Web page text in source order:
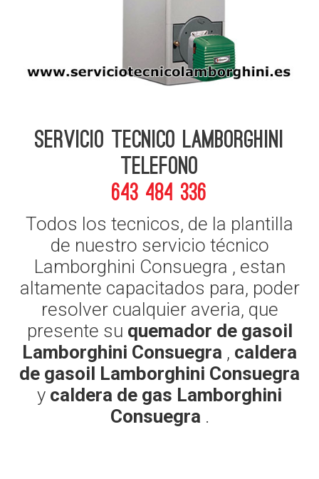
Servicio Tecnico Lamborghini
telefono
643 484 336
Todos los tecnicos, de la plantilla
de nuestro servicio técnico
Lamborghini Consuegra , estan
altamente capacitados para, poder
resolver cualquier averia, que
presente su quemador de gasoil
Lamborghini Consuegra , caldera
de gasoil Lamborghini Consuegra
y caldera de gas Lamborghini
Consuegra .